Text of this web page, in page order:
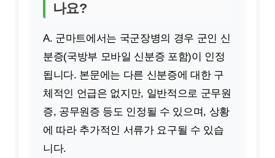
나요?
A. 군마트에서는 국군장병의 경우 군인 신
분증(국방부 모바일 신분증 포함)이 인정
됩니다. 본문에는 다른 신분증에 대한 구
체적인 언급은 없지만, 일반적으로 군무원
증, 공무원증 등도 인정될 수 있으며, 상황
에 따라 추가적인 서류가 요구될 수 있습
니다.